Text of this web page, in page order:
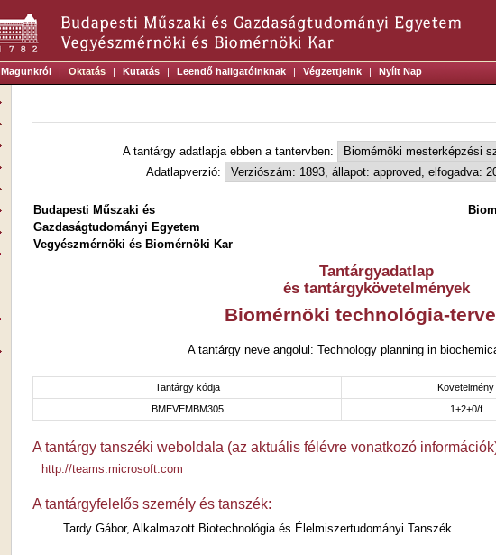
Magunkról | Oktatás | Kutatás | Leendő hallgatóinknak | Végzettjeink | Nyílt Nap
A tantárgy adatlapja ebben a tantervben:
Adatlapverzió:
Budapesti Műszaki és
Gazdaságtudományi Egyetem
Vegyészmérnöki és Biomérnöki Kar
Tantárgyadatlap
és tantárgykövetelmények
Biomérnöki technológia-
A tantárgy neve angolul: Technology planning in
Tantárgy kódja Követelmény
BMEVEMBM305
1+2+0/f
A tantárgy tanszéki weboldala (az aktuális félévre vonatkozó
http://teams.microsoft.com
A tantárgyfelelős személy és tanszék:
Tardy Gábor, Alkalmazott Biotechnológia és Élelmiszertudományi Tanszék